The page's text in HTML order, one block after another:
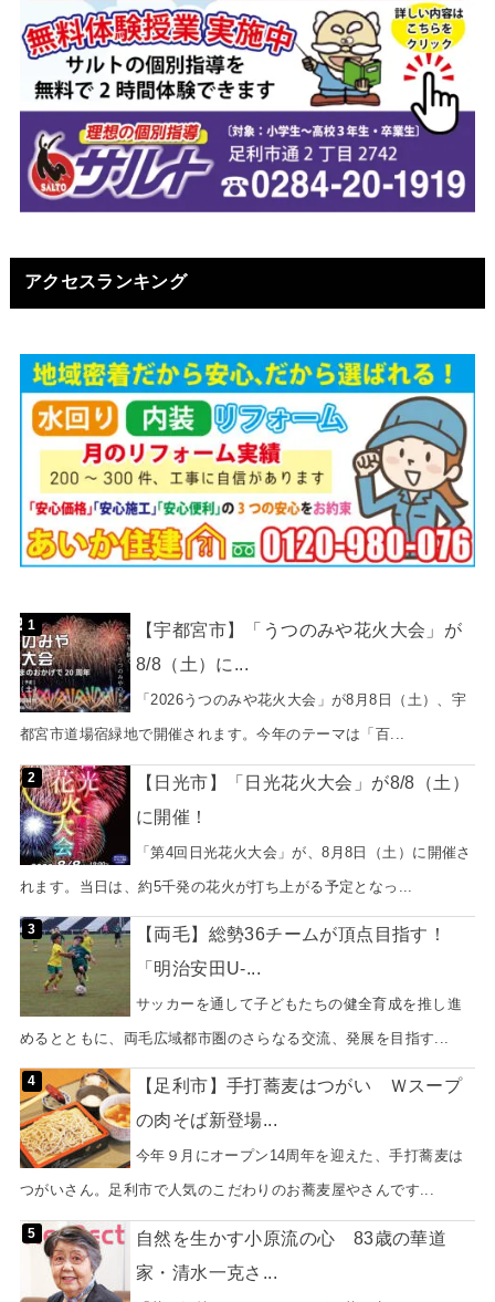
アクセスランキング
【宇都宮市】「うつのみや花火大会」が
8/8（土）に...
「2026うつのみや花火大会」が8月8日（土）、宇
都宮市道場宿緑地で開催されます。今年のテーマは「百...
【日光市】「日光花火大会」が8/8（土）
に開催！
「第4回日光花火大会」が、8月8日（土）に開催さ
れます。当日は、約5千発の花火が打ち上がる予定となっ...
【両毛】総勢36チームが頂点目指す！
「明治安田U-...
サッカーを通して子どもたちの健全育成を推し進
めるとともに、両毛広域都市圏のさらなる交流、発展を目指す...
【足利市】手打蕎麦はつがい Ｗスープ
の肉そば新登場...
今年９月にオープン14周年を迎えた、手打蕎麦は
つがいさん。足利市で人気のこだわりのお蕎麦屋やさんです...
自然を生かす小原流の心 83歳の華道
家・清水一克さ...